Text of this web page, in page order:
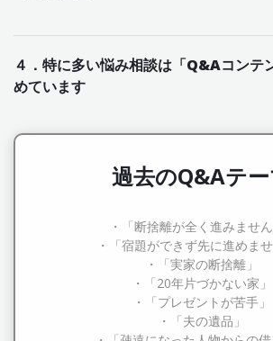
４．特に多い悩み相談は「Q&Aコンテ
めています
過去のQ&Aテ
・「断捨離が全く進みません
・「宿題ができず先に進めま
・「実家の断捨離」
・「20年片づかない家」
・「プレゼントが苦手」
・「夫の遺品」